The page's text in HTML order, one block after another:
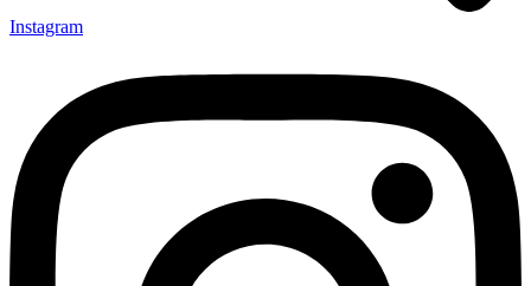
Instagram